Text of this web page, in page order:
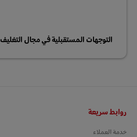
التوجهات المستقبلية في مجال التغليف
روابط سريعة
خدمة العملاء